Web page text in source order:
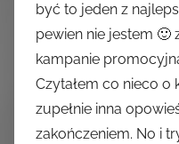
być to jeden z
pewien nie jestem
kampanie
Czytałem co nieco o
zupełnie inna
zakończeniem. No i